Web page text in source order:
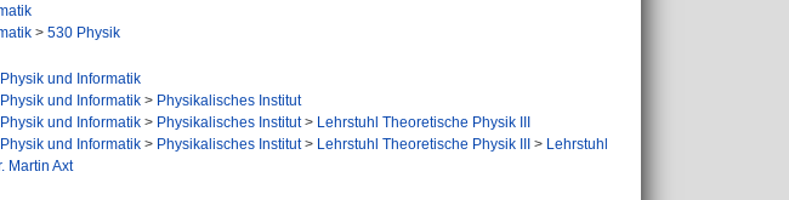
> 530 Physik
und Informatik
und Informatik > Physikalisches Institut
und Informatik > Physikalisches Institut> Lehrstuhl Theoretische Physik III
und Informatik > Physikalisches Institut> Lehrstuhl Theoretische Physik III > Lehrstuhl
Martin Axt